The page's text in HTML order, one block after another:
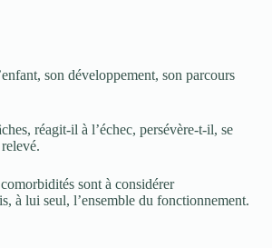
son développement, son parcours
réagit-il à l’échec, persévère-t-il, se
sont à considérer
à lui seul, l’ensemble du fonctionnement.